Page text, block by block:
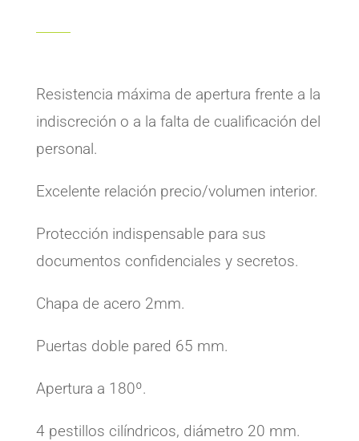
Resistencia máxima de apertura frente a la
indiscreción o a la falta de cualificación del
personal.
Excelente relación precio/volumen interior.
Protección indispensable para sus
documentos confidenciales y secretos.
Chapa de acero 2mm.
Puertas doble pared 65 mm.
Apertura a 180º.
4 pestillos cilíndricos, diámetro 20 mm.